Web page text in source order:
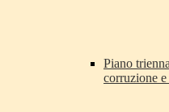
Piano
corruzione e